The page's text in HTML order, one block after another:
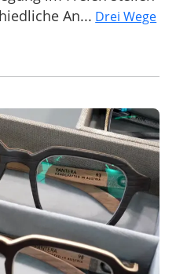
An... Drei Wege